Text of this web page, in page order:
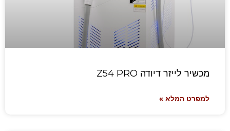
מכשיר לייזר דיודה Z54 PRO
למפרט המלא »